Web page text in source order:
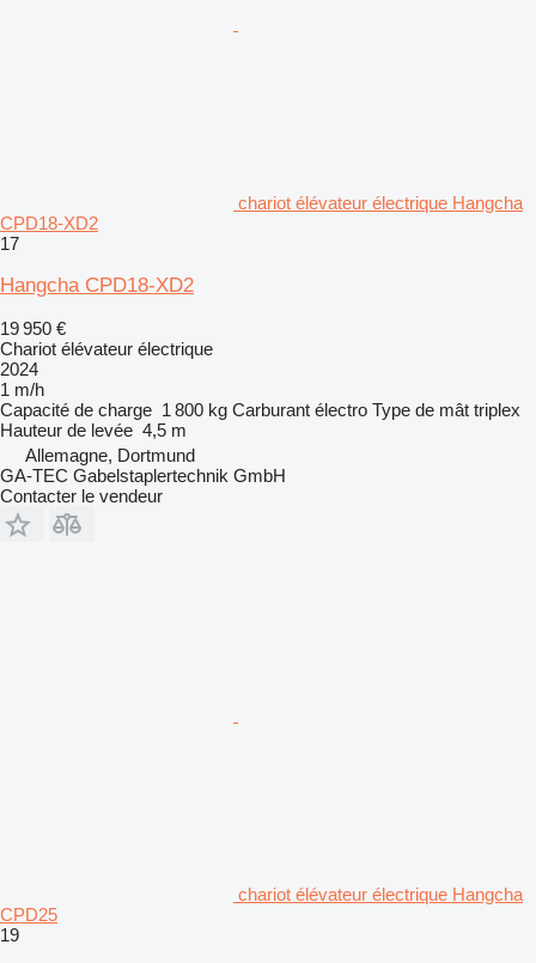
chariot élévateur électrique Hangcha
CPD18-XD2
17
Hangcha CPD18-XD2
19 950 €
Chariot élévateur électrique
2024
1 m/h
Capacité de charge 1 800 kg Carburant électro Type de mât triplex
Hauteur de levée 4,5 m
Allemagne, Dortmund
GA-TEC Gabelstaplertechnik GmbH
Contacter le vendeur
chariot élévateur électrique Hangcha
CPD25
19